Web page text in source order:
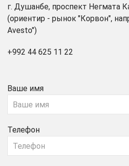
г. Душанбе, проспект Негмата
(ориентир - рынок "Корвон",
Avesto")
+992 44 625 11 22
Ваше имя
Телефон